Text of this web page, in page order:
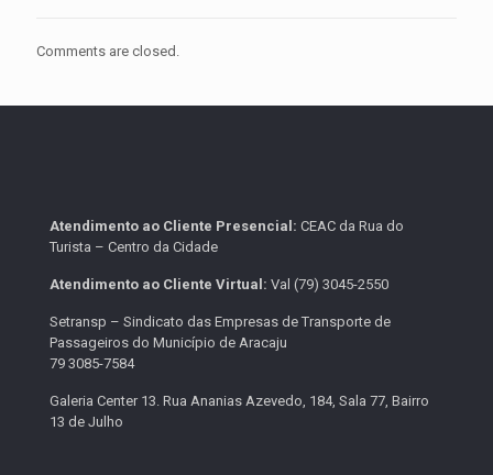
Comments are closed.
Atendimento ao Cliente Presencial: CEAC da Rua do
Turista – Centro da Cidade
Atendimento ao Cliente Virtual: Val (79) 3045-2550
Setransp – Sindicato das Empresas de Transporte de
Passageiros do Município de Aracaju
79 3085-7584
Galeria Center 13. Rua Ananias Azevedo, 184, Sala 77, Bairro
13 de Julho